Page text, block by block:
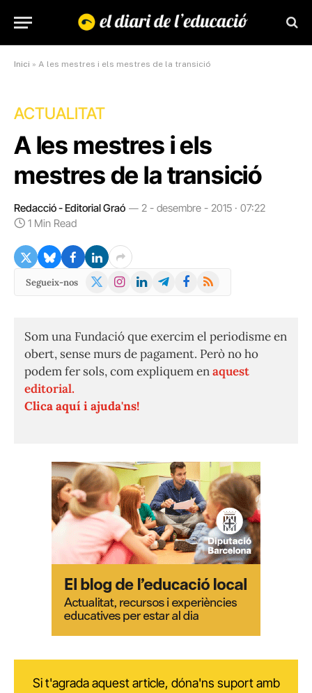
Inici » A les mestres i els mestres de la transició
ACTUALITAT
A les mestres i els
mestres de la transició
Redacció - Editorial Graó
2 - desembre - 2015 · 07:22
1 Min Read
Segueix-nos
X
Instagram
LinkedInTelegramFacebook
RSS
Som una Fundació que exercim el periodisme en
obert, sense murs de pagament. Però no ho
podem fer sols, com expliquem enaquest
editorial.
Clica aquí i ajuda'ns!
Si t'agrada aquest article, dóna'ns suport amb